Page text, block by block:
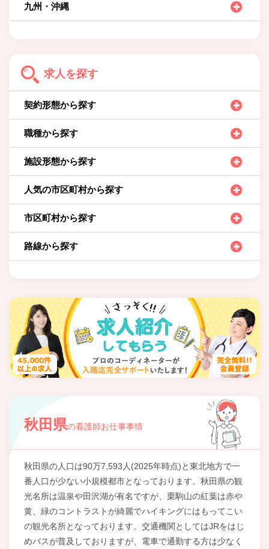
九州・沖縄
求人を探す
契約形態から探す
職種から探す
施設形態から探す
人気の市区町村から探す
市区町村から探す
路線から探す
秋田県の看護師お仕事事情
秋田県の人口は90万7,593人(2025年時点)と東北地方で一
番人口が少ない小規模都市となっております。秋田県の観
光名所は温泉や田沢湖が有名ですが、栗駒山の紅葉は赤や
黄、緑のコントラストが綺麗でハイキングにはもってこい
の観光名所となっております。交通機関としてはJRをはじ
めバスが普及しておりますが、電車で通勤する方は少なく